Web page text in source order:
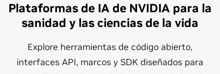
Plataformas de IA de NVIDIA para la
sanidad y las ciencias de la vida
Explore herramientas de código abierto,
interfaces API, marcos y SDK diseñados para